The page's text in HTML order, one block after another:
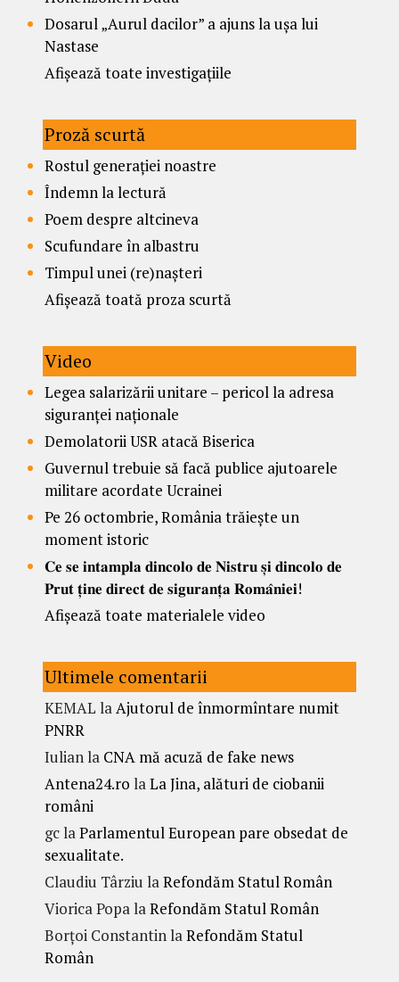
Dosarul „Aurul dacilor” a ajuns la ușa lui
Nastase
Afișează toate investigațiile
Proză scurtă
Rostul generației noastre
Îndemn la lectură
Poem despre altcineva
Scufundare în albastru
Timpul unei (re)nașteri
Afișează toată proza scurtă
Video
Legea salarizării unitare – pericol la adresa
siguranței naționale
Demolatorii USR atacă Biserica
Guvernul trebuie să facă publice ajutoarele
militare acordate Ucrainei
Pe 26 octombrie, România trăiește un
moment istoric
𝐂𝐞 𝐬𝐞 𝐢𝐧𝐭𝐚𝐦𝐩𝐥𝐚 𝐝𝐢𝐧𝐜𝐨𝐥𝐨 𝐝𝐞 𝐍𝐢𝐬𝐭𝐫𝐮 𝐬̦𝐢 𝐝𝐢𝐧𝐜𝐨𝐥𝐨 𝐝𝐞
𝐏𝐫𝐮𝐭 𝐭̦𝐢𝐧𝐞 𝐝𝐢𝐫𝐞𝐜𝐭 𝐝𝐞 𝐬𝐢𝐠𝐮𝐫𝐚𝐧𝐭̦𝐚 𝐑𝐨𝐦𝐚̂𝐧𝐢𝐞𝐢!
Afișează toate materialele video
Ultimele comentarii
KEMAL la Ajutorul de înmormîntare numit
PNRR
Iulian la CNA mă acuză de fake news
Antena24.ro la La Jina, alături de ciobanii
români
gcla Parlamentul European pare obsedat de
sexualitate.
Claudiu Târziu la Refondăm Statul Român
Viorica Popa la Refondăm Statul Român
Borțoi Constantin la Refondăm Statul
Român